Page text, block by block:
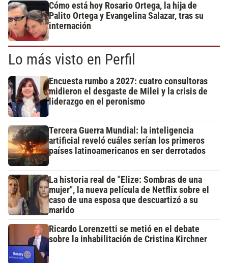
Cómo está hoy Rosario Ortega, la hija de
Palito Ortega y Evangelina Salazar, tras su
internación
Lo más visto en Perfil
Encuesta rumbo a 2027: cuatro consultoras
midieron el desgaste de Milei y la crisis de
liderazgo en el peronismo
Tercera Guerra Mundial: la inteligencia
artificial reveló cuáles serían los primeros
países latinoamericanos en ser derrotados
La historia real de "Elize: Sombras de una
mujer", la nueva película de Netflix sobre el
caso de una esposa que descuartizó a su
marido
Ricardo Lorenzetti se metió en el debate
sobre la inhabilitación de Cristina Kirchner